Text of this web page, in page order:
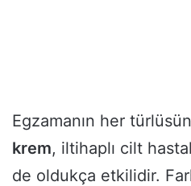
Egzamanın her
krem, iltihaplı cilt
de oldukça etkilidir.